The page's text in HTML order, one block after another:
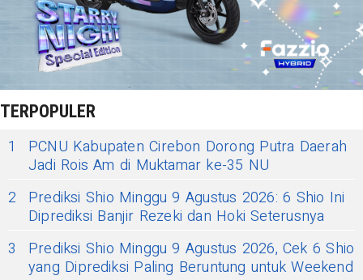
TERPOPULER
1
PCNU Kabupaten Cirebon Dorong Putra Daerah
Jadi Rois Am di Muktamar ke-35 NU
2
Prediksi Shio Minggu 9 Agustus 2026: 6 Shio Ini
Diprediksi Banjir Rezeki dan Hoki Seterusnya
3
Prediksi Shio Minggu 9 Agustus 2026, Cek 6 Shio
yang Diprediksi Paling Beruntung untuk Weekend